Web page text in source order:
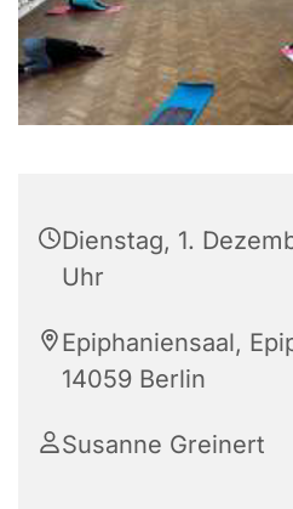
Dienstag, 1.
Uhr
Epiphaniensaal,
14059 Berlin
Susanne Greinert